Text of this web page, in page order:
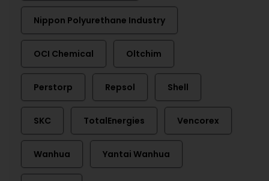
Nippon Polyurethane Industry
OCI Chemical Oltchim
Perstorp Repsol Shell
SKC TotalEnergies Vencorex
Wanhua Yantai Wanhua